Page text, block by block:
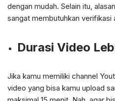
dengan mudah. Selain itu,
sangat membutuhkan verifikasi
Durasi Video
Jika kamu memiliki channel
video yang bisa kamu upload